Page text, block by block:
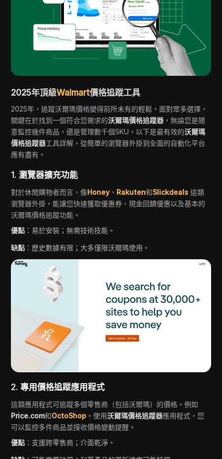
2025年頂級Walmart價格追蹤工具
2025年，追蹤沃爾瑪價格變得前所未有的輕鬆。面對眾多選擇，
關鍵在於找到一個符合您需求的沃爾瑪價格追蹤器 ，無論您是隨
意監控幾件商品，還是管理數千個SKU。以下是最有效的沃爾瑪
價格追蹤器工具詳解，從簡單的瀏覽器外掛到全面的自動化平台
應有盡有。
1.瀏覽器擴充功能
對於休閒購物者而言，像 Honey、 Rakuten和Slickdeals這類
瀏覽器外掛，能讓您快速獲取優惠券、現金回饋優惠以及基本的
沃爾瑪價格追蹤功能。
優點 ：易於安裝；無需技術技能。
缺點 ：歷史數據有限；大多僅限沃爾瑪使用。
2.專用價格追蹤應用程式
這類應用程式可追蹤多個零售商（包括沃爾瑪）的價格。例如
Price.com和OctoShop 。使用沃爾瑪價格追蹤器應用程式，您
可以監控多件商品並接收價格變動提醒。
優點 ：支援跨零售商；介面乾淨。